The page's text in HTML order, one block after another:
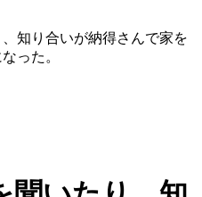
知り合いが納得さんで家を
った。